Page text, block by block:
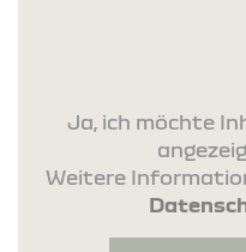
Ja, ich möchte
Weitere